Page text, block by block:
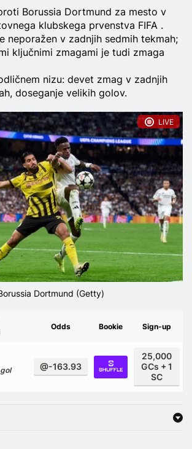
Borussia Dortmund za mesto v
klubskega prvenstva FIFA .
neporažen v zadnjih sedmih tekmah;
ključnimi zmagami je tudi zmaga
nizu: devet zmag v zadnjih
doseganje velikih golov.
LIVE
Dortmund (Getty)
Odds Bookie Sign-up
@-163.93
25,000
GCs + 1
SC